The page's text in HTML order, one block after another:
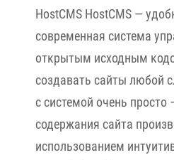
HostCMS HostCMS —
современная система
открытым исходным
создавать сайты любой
с системой очень просто
содержания сайта
использованием